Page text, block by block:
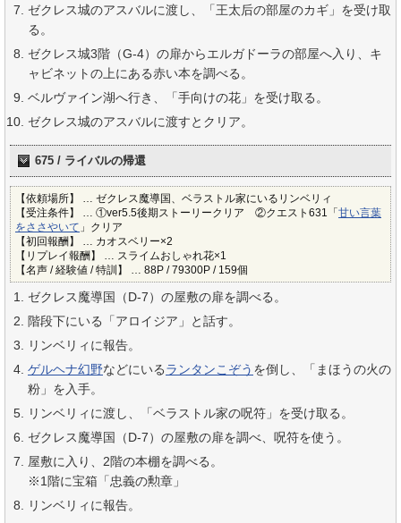
ゼクレス城のアスバルに渡し、「王太后の部屋のカギ」を受け取
る。
ゼクレス城3階（G-4）の扉からエルガドーラの部屋へ入り、キ
ャビネットの上にある赤い本を調べる。
ベルヴァイン湖へ行き、「手向けの花」を受け取る。
ゼクレス城のアスバルに渡すとクリア。
675 / ライバルの帰還
【依頼場所】 … ゼクレス魔導国、ベラストル家にいるリンベリィ
【受注条件】 … ①ver5.5後期ストーリークリア ②クエスト631「 甘い言葉
をささやいて 」クリア
【初回報酬】 … カオスベリー×2
【リプレイ報酬】 … スライムおしゃれ花×1
【名声 / 経験値 / 特訓】 … 88P / 79300P / 159個
ゼクレス魔導国（D-7）の屋敷の扉を調べる。
階段下にいる「アロイジア」と話す。
リンベリィに報告。
ゲルヘナ幻野などにいるランタンこぞう を倒し、「まほうの火の
粉」を入手。
リンベリィに渡し、「ベラストル家の呪符」を受け取る。
ゼクレス魔導国（D-7）の屋敷の扉を調べ、呪符を使う。
屋敷に入り、2階の本棚を調べる。
※1階に宝箱「忠義の勲章」
リンベリィに報告。